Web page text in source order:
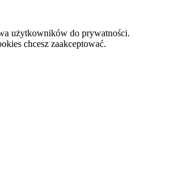
użytkowników do prywatności.
chcesz zaakceptować.